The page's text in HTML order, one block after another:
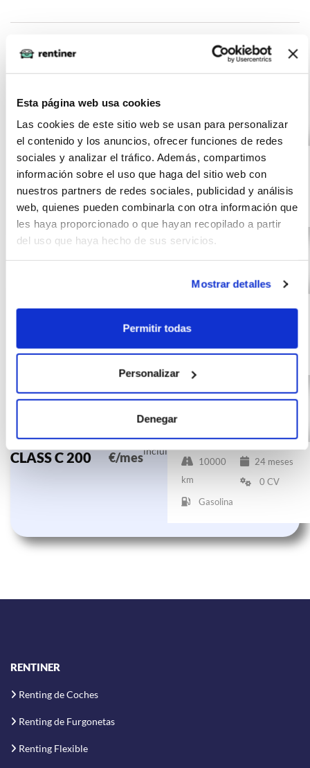
Esta página web usa cookies
Las cookies de este sitio web se usan para personalizar
el contenido y los anuncios, ofrecer funciones de redes
sociales y analizar el tráfico. Además, compartimos
información sobre el uso que haga del sitio web con
nuestros partners de redes sociales, publicidad y análisis
web, quienes pueden combinarla con otra información que
les haya proporcionado o que hayan recopilado a partir
del uso que haya hecho de sus servicios.
Mostrar detalles
Permitir todas
Personalizar
Denegar
Otras ofertas de MERCEDES C-
CLASS
MERCEDES C-
CLASS C 200
550
€/mes
(IVA
incluido)
10000
0 CV
Gasolina
CLASS C 200
€/mes
km
Gasolina
MERCEDES C-
CLASS C 200
583
€/mes
(IVA
incluido)
10000
km
24 meses
0 CV
Gasolina
RENTINER
Renting de Coches
Renting de Furgonetas
Renting Flexible